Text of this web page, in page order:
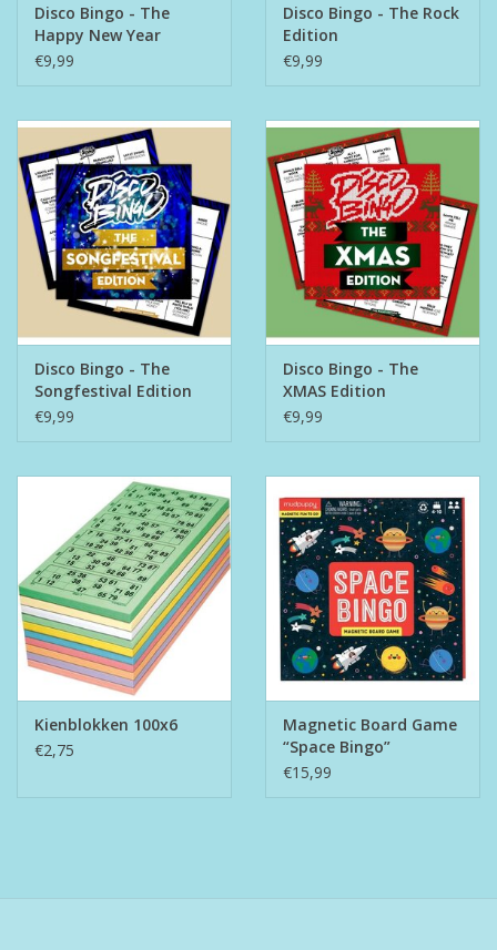
Disco Bingo - The
Happy New Year
Edition
€9,99
Disco Bingo - The Rock
Edition
€9,99
Disco Bingo - The
Songfestival Edition
€9,99
Disco Bingo - The
XMAS Edition
€9,99
Kienblokken 100x6
€2,75
Magnetic Board Game
“Space Bingo”
€15,99